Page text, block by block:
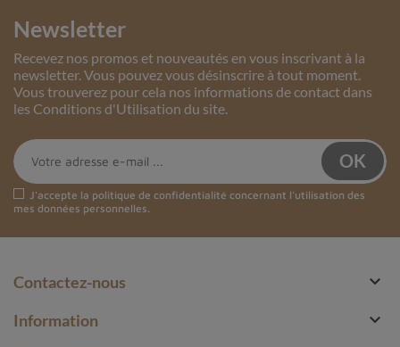
Newsletter
Recevez nos promos et nouveautés en vous inscrivant à la
newsletter. Vous pouvez vous désinscrire à tout moment.
Vous trouverez pour cela nos informations de contact dans
les Conditions d'Utilisation du site.
J'accepte la politique de confidentialité concernant l'utilisation des
mes données personnelles.
Contactez-nous 
Information 